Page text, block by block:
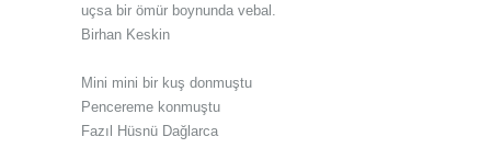
uçsa bir ömür boynunda vebal.
Birhan Keskin
Mini mini bir kuş donmuştu
Pencereme konmuştu
Fazıl Hüsnü Dağlarca